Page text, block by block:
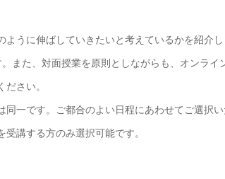
うに伸ばしていきたいと考えているかを紹介し
また、対面授業を原則としながらも、オンライ
さい。
一です。ご都合のよい日程にあわせてご選択い
講する方のみ選択可能です。